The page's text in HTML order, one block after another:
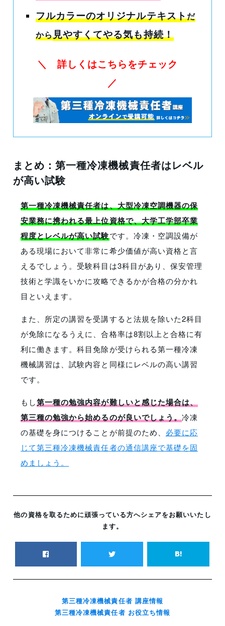
フルカラーのオリジナルテキストだ
から見やすくてやる気も持続！
＼ 詳しくはこちらをチェック
／
まとめ：第一種冷凍機械責任者はレベル
が高い試験
第一種冷凍機械責任者は、大型冷凍空調機器の保
安業務に携われる最上位資格で、大学工学部卒業
程度とレベルが高い試験です。冷凍・空調設備が
ある現場において非常に希少価値が高い資格と言
えるでしょう。受験科目は3科目があり、保安管理
技術と学識をいかに攻略できるかが合格の分かれ
目といえます。
また、所定の講習を受講すると法規を除いた2科目
が免除になるうえに、合格率は8割以上と合格に有
利に働きます。科目免除が受けられる第一種冷凍
機械講習は、試験内容と同様にレベルの高い講習
です。
もし第一種の勉強内容が難しいと感じた場合は、
第三種の勉強から始めるのが良いでしょう。冷凍
の基礎を身につけることが前提のため、 必要に応
じて第三種冷凍機械責任者の通信講座で基礎を固
めましょう。
他の資格を取るために頑張っている方へシェアをお願いいたし
ます。
第三種冷凍機械責任者 講座情報
第三種冷凍機械責任者 お役立ち情報